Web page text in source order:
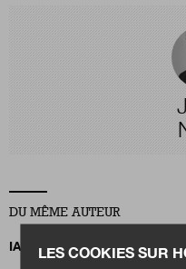
DU MÊME AUTEUR
IA, data centers et
LES COOKIES SUR